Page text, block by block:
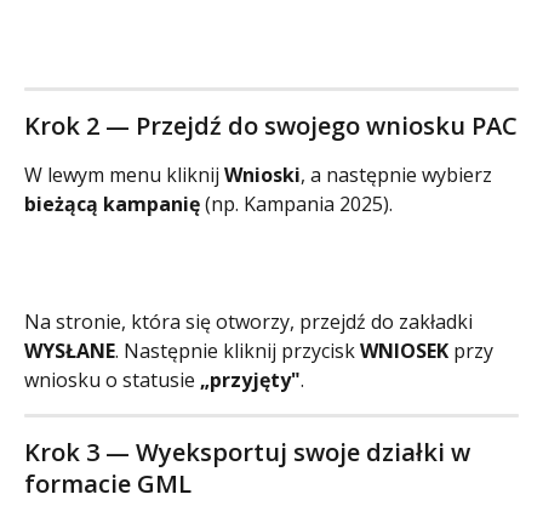
Krok 2 — Przejdź do swojego wniosku PAC
W lewym menu kliknij Wnioski, a następnie wybierz
bieżącą kampanię (np. Kampania 2025).
Na stronie, która się otworzy, przejdź do zakładki
WYSŁANE. Następnie kliknij przycisk WNIOSEK przy
wniosku o statusie „przyjęty".
Krok 3 — Wyeksportuj swoje działki w
formacie GML